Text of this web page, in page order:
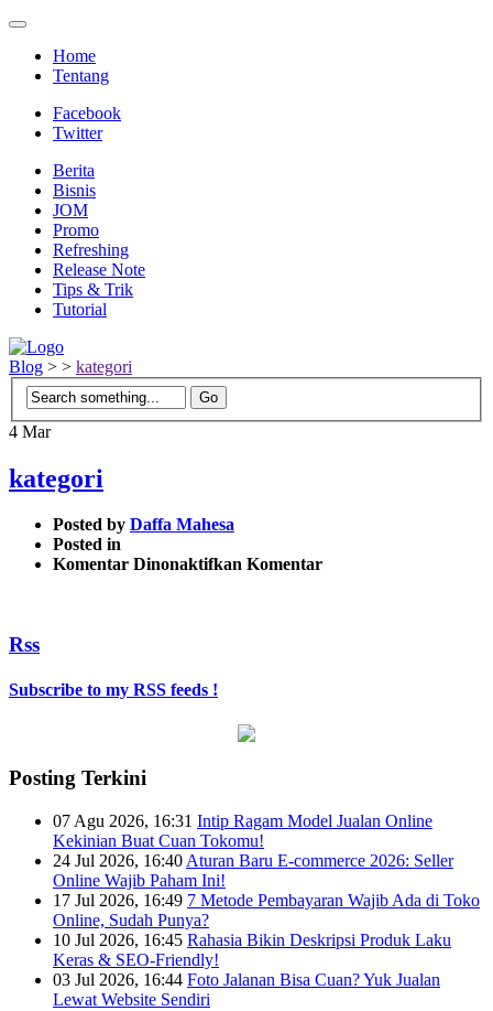
Home
Tentang
Facebook
Twitter
Berita
Bisnis
JOM
Promo
Refreshing
Release Note
Tips & Trik
Tutorial
Blog > > kategori
4 Mar
kategori
Posted by Daffa Mahesa
Posted in
Komentar Dinonaktifkan pada
Komentar
Rss
Subscribe to my RSS feeds !
Posting Terkini
07 Agu 2026, 16:31 Intip Ragam Model Jualan Online
Kekinian Buat Cuan Tokomu!
24 Jul 2026, 16:40 Aturan Baru E-commerce 2026: Seller
Online Wajib Paham Ini!
17 Jul 2026, 16:49 7 Metode Pembayaran Wajib Ada di Toko
Online, Sudah Punya?
10 Jul 2026, 16:45 Rahasia Bikin Deskripsi Produk Laku
Keras & SEO-Friendly!
03 Jul 2026, 16:44 Foto Jalanan Bisa Cuan? Yuk Jualan
Lewat Website Sendiri